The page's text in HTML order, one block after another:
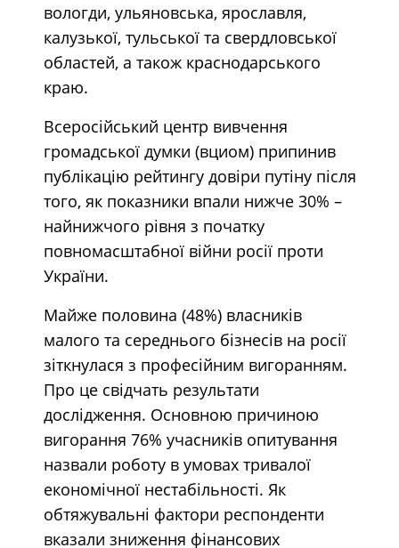
вологди, ульяновська, ярославля,
калузької, тульської та свердловської
областей, а також краснодарського
краю.
Всеросійський центр вивчення
громадської думки (вциом) припинив
публікацію рейтингу довіри путіну після
того, як показники впали нижче 30% –
найнижчого рівня з початку
повномасштабної війни росії проти
України.
Майже половина (48%) власників
малого та середнього бізнесів на росії
зіткнулася з професійним вигоранням.
Про це свідчать результати
дослідження. Основною причиною
вигорання 76% учасників опитування
назвали роботу в умовах тривалої
економічної нестабільності. Як
обтяжувальні фактори респонденти
вказали зниження фінансових